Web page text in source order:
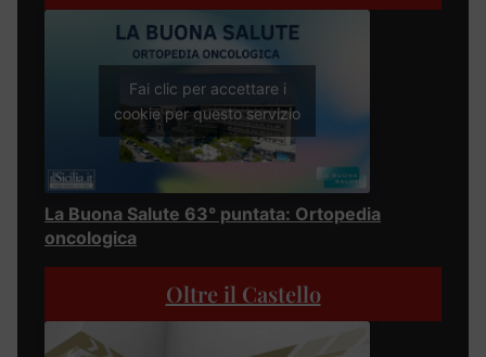
Fai clic per accettare i
cookie per questo servizio
La Buona Salute 63° puntata: Ortopedia
oncologica
Oltre il Castello